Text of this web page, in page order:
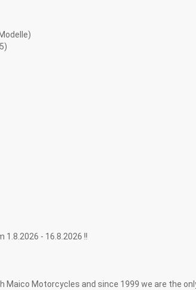
- 16.8.2026 !!
Maico Motorcycles and since 1999 we are the